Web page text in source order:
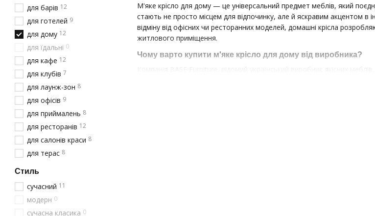
М'яке крісло для дому — це універсальний предмет меблів, який
стають не просто місцем для відпочинку, але й яскравим акцентом в
відміну від офісних чи ресторанних моделей, домашні крісла
житлового приміщення.
Чому варто купити м'яке крісло для дому від виробника?
для барів 12
для готелей 9
для дому 12
для їдальні 0
для кафе 12
для клубів 7
для лаунж-зон 8
для офісів 9
для приймалень 8
для ресторанів 12
для салонів краси 8
для терас 8
Стиль
сучасний 11
модерн 0
сучасна класика 0